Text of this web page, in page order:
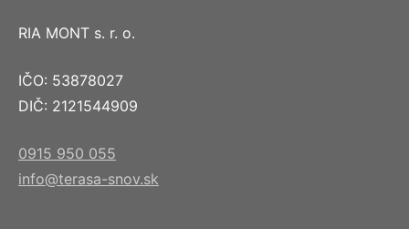
RIA MONT s. r. o.
IČO: 53878027
DIČ: 2121544909
0915 950 055
info@terasa-snov.sk